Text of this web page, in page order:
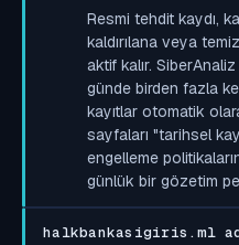
Resmi tehdit kaydı,
kaldırılana veya
aktif kalır.
günde birden fazla
kayıtlar otomatik
sayfaları "tarihsel
engelleme
günlük bir gözetim
halkbankasigiris.ml